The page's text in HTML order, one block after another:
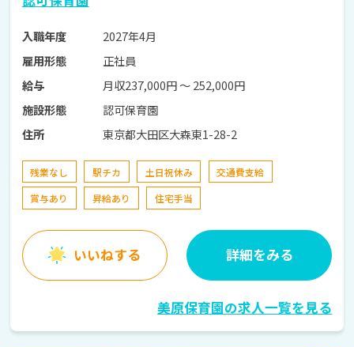
入職年度
2027年4月
雇用形態
正社員
給与
月収237,000円 〜 252,000円
施設形態
認可保育園
住所
東京都大田区大森東1-28-2
残業なし 駅チカ 土日祝休み
交通費支給
賞与あり
昇給あり 住宅手当
いいねする 詳細をみる
美原保育園の求人一覧を見る